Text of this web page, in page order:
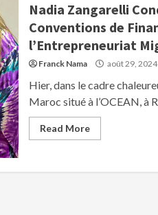
Nadia Zangarelli
Conventions de
l’Entrepreneuriat
Franck Nama août 29, 2024
Hier, dans le cadre
Maroc situé à l’OCEAN, à
Read More